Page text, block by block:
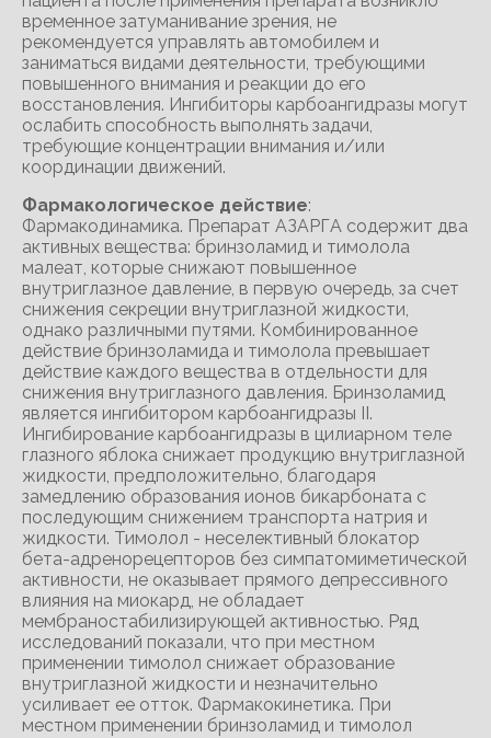
временное затуманивание зрения, не
рекомендуется управлять автомобилем и
заниматься видами деятельности, требующими
повышенного внимания и реакции до его
восстановления. Ингибиторы карбоангидразы могут
ослабить способность выполнять задачи,
требующие концентрации внимания и/или
координации движений.
Фармакологическое действие:
Фармакодинамика. Препарат АЗАРГА содержит два
активных вещества: бринзоламид и тимолола
малеат, которые снижают повышенное
внутриглазное давление, в первую очередь, за счет
снижения секреции внутриглазной жидкости,
однако различными путями. Комбинированное
действие бринзоламида и тимолола превышает
действие каждого вещества в отдельности для
снижения внутриглазного давления. Бринзоламид
является ингибитором карбоангидразы II.
Ингибирование карбоангидразы в цилиарном теле
глазного яблока снижает продукцию внутриглазной
жидкости, предположительно, благодаря
замедлению образования ионов бикарбоната с
последующим снижением транспорта натрия и
жидкости. Тимолол - неселективный блокатор
бета-адренорецепторов без симпатомиметической
активности, не оказывает прямого депрессивного
влияния на миокард, не обладает
мембраностабилизирующей активностью. Ряд
исследований показали, что при местном
применении тимолол снижает образование
внутриглазной жидкости и незначительно
усиливает ее отток. Фармакокинетика. При
местном применении бринзоламид и тимолол